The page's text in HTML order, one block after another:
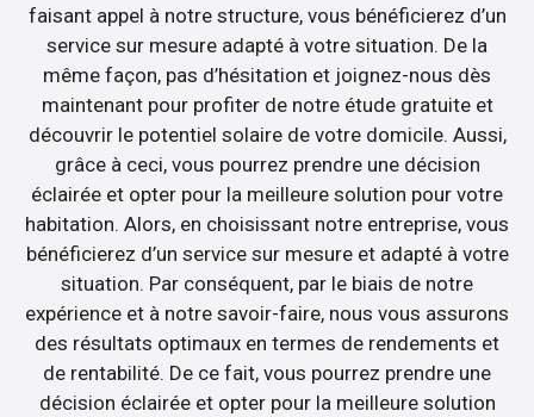
faisant appel à notre structure, vous bénéficierez d’un
service sur mesure adapté à votre situation. De la
même façon, pas d’hésitation et joignez-nous dès
maintenant pour profiter de notre étude gratuite et
découvrir le potentiel solaire de votre domicile. Aussi,
grâce à ceci, vous pourrez prendre une décision
éclairée et opter pour la meilleure solution pour votre
habitation. Alors, en choisissant notre entreprise, vous
bénéficierez d’un service sur mesure et adapté à votre
situation. Par conséquent, par le biais de notre
expérience et à notre savoir-faire, nous vous assurons
des résultats optimaux en termes de rendements et
de rentabilité. De ce fait, vous pourrez prendre une
décision éclairée et opter pour la meilleure solution